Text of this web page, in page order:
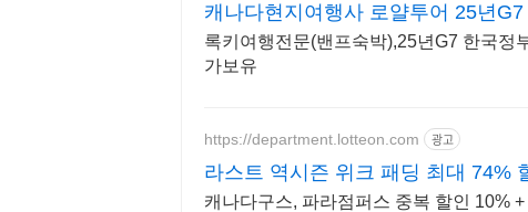
캐나다현지여행사 로얄투어 25년
록키여행전문(밴프숙박),25년G7 한국정
가보유
https://department.lotteon.com 광고
라스트 역시즌 위크 패딩 최대 74%
캐나다구스, 파라점퍼스 중복 할인 10%